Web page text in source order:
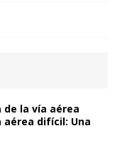
la vía aérea
difícil: Una